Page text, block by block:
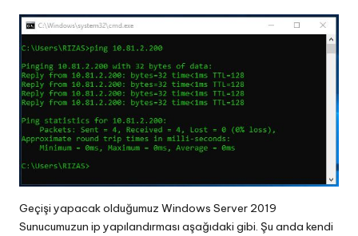
Geçişi yapacak olduğumuz Windows Server 2019
Sunucumuzun ip yapılandırması aşağıdaki gibi. Şu anda kendi